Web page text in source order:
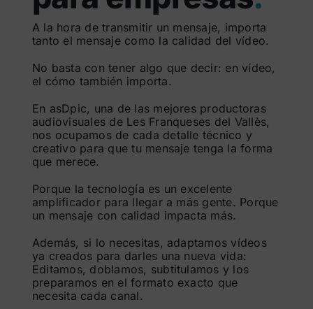
A la hora de transmitir un mensaje, importa
tanto el mensaje como la calidad del vídeo.
No basta con tener algo que decir: en vídeo,
el cómo también importa.
En asDpic, una de las mejores productoras
audiovisuales de Les Franqueses del Vallès,
nos ocupamos de cada detalle técnico y
creativo para que tu mensaje tenga la forma
que merece.
Porque la tecnología es un excelente
amplificador para llegar a más gente. Porque
un mensaje con calidad impacta más.
Además, si lo necesitas, adaptamos vídeos
ya creados para darles una nueva vida:
Editamos, doblamos, subtitulamos y los
preparamos en el formato exacto que
necesita cada canal.